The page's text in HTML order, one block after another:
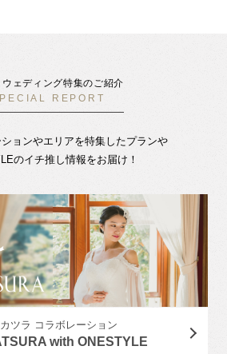
ウェディング特集のご紹介
REPORT
ョンやエリアを特集したプランや
のイチ推し情報をお届け！
ツラ コラボレーション
with ONESTYLE